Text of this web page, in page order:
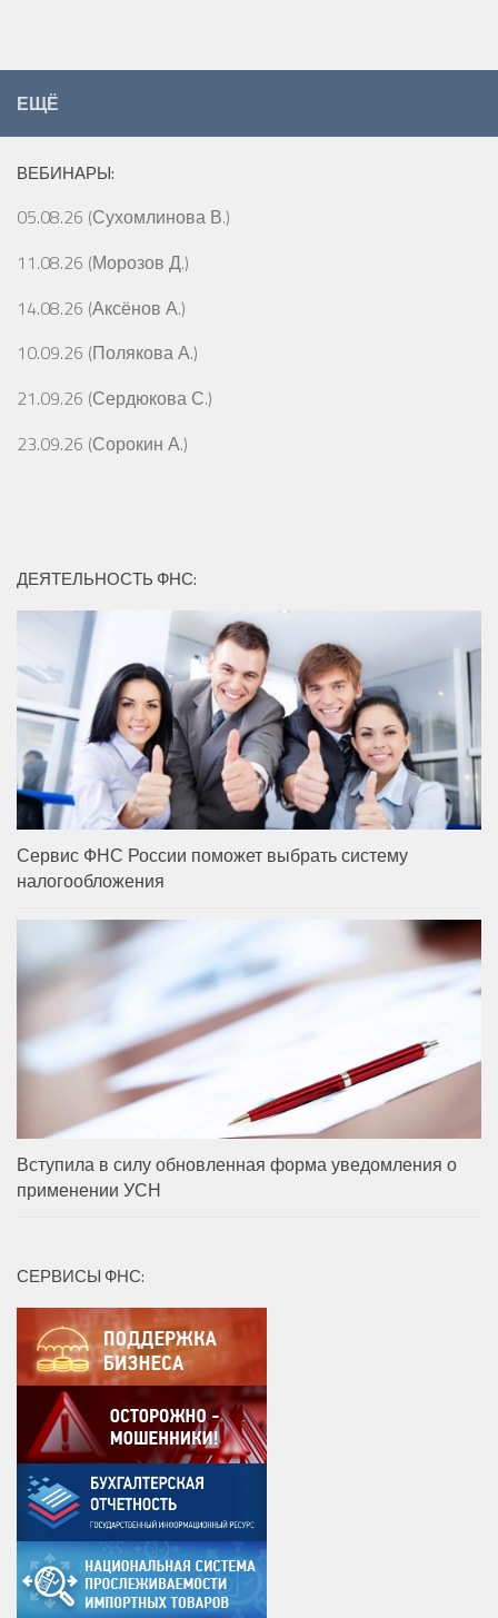
ЕЩЁ
ВЕБИНАРЫ:
05.08.26 (Сухомлинова В.)
11.08.26 (Морозов Д.)
14.08.26 (Аксёнов А.)
10.09.26 (Полякова А.)
21.09.26 (Сердюкова С.)
23.09.26 (Сорокин А.)
ДЕЯТЕЛЬНОСТЬ ФНС:
Сервис ФНС России поможет выбрать систему
налогообложения
Вступила в силу обновленная форма уведомления о
применении УСН
СЕРВИСЫ ФНС: